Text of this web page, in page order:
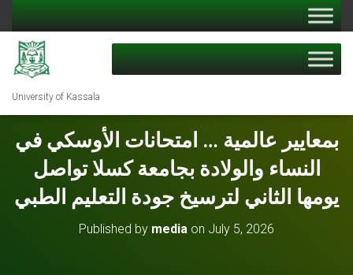
University of Kassala
بمعايير عالمية … امتحانات الأوسكي في
النساء والولادة بجامعة كسلا تواصل
يومها الثاني لترسيخ جودة التعليم الطبي
Published by media on July 5, 2026